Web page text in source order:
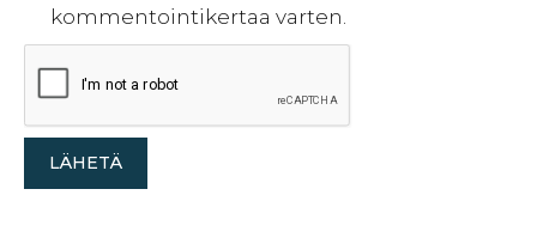
kommentointikertaa varten.